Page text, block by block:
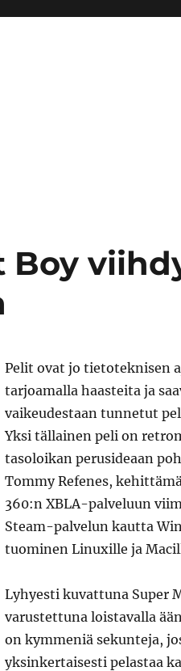
Boy
Pelit ovat jo tietoteknisen
tarjoamalla haasteita ja
vaikeudestaan tunnetut
Yksi tällainen peli on
tasoloikan perusideaan
Tommy Refenes,
360:n XBLA-palveluun
Steam-palvelun kautta
tuominen Linuxille ja
Lyhyesti kuvattuna Super
varustettuna loistavalla
on kymmeniä sekunteja,
yksinkertaisesti pelastaa